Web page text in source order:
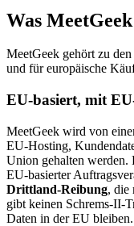
Was
MeetGeek gehört zu
und für europäische
EU-basiert, mit
MeetGeek wird von
EU-Hosting,
Union gehalten werden.
EU-basierter
Drittland-Reibung, die
gibt keinen Schrems-II-
Daten in der EU bleiben.